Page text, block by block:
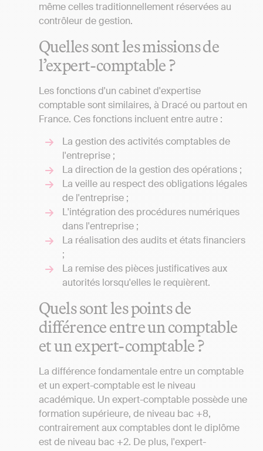
même celles traditionnellement réservées au
contrôleur de gestion.
Quelles sont les missions de
l’expert-comptable ?
Les fonctions d'un cabinet d'expertise
comptable sont similaires, à Dracé ou partout en
France. Ces fonctions incluent entre autre :
La gestion des activités comptables de
l'entreprise ;
La direction de la gestion des opérations ;
La veille au respect des obligations légales
de l'entreprise ;
L'intégration des procédures numériques
dans l'entreprise ;
La réalisation des audits et états financiers
;
La remise des pièces justificatives aux
autorités lorsqu'elles le requièrent.
Quels sont les points de
différence entre un comptable
et un expert-comptable ?
La différence fondamentale entre un comptable
et un expert-comptable est le niveau
académique. Un expert-comptable possède une
formation supérieure, de niveau bac +8,
contrairement aux comptables dont le diplôme
est de niveau bac +2. De plus, l'expert-